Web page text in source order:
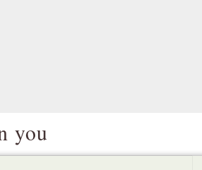
you